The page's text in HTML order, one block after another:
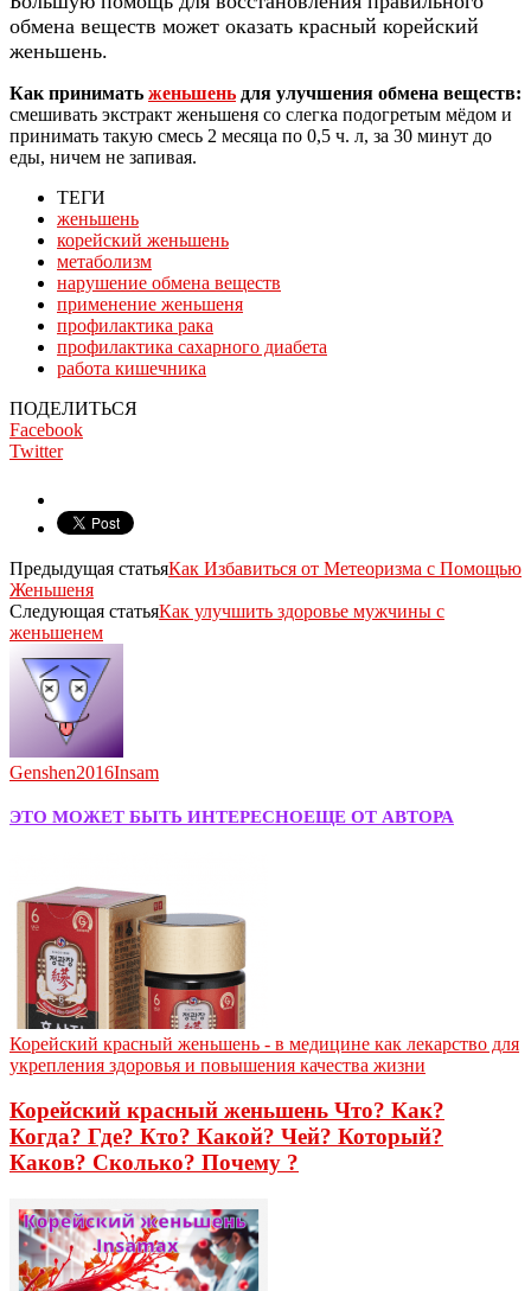
обмена веществ может оказать красный корейский
женьшень.
Как принимать женьшень для улучшения обмена веществ:
смешивать экстракт женьшеня со слегка подогретым мёдом и
принимать такую смесь 2 месяца по 0,5 ч. л, за 30 минут до
еды, ничем не запивая.
ТЕГИ
женьшень
корейский женьшень
метаболизм
нарушение обмена веществ
применение женьшеня
профилактика рака
профилактика сахарного диабета
работа кишечника
ПОДЕЛИТЬСЯ
Facebook
Twitter
Предыдущая статьяКак Избавиться от Метеоризма с Помощью
Женьшеня
Следующая статьяКак улучшить здоровье мужчины с
женьшенем
Genshen2016Insam
ЭТО МОЖЕТ БЫТЬ ИНТЕРЕСНОЕЩЕ ОТ АВТОРА
Корейский красный женьшень - в медицине как лекарство для
укрепления здоровья и повышения качества жизни
Корейский красный женьшень Что? Как?
Когда? Где? Кто? Какой? Чей? Который?
Каков? Сколько? Почему ?